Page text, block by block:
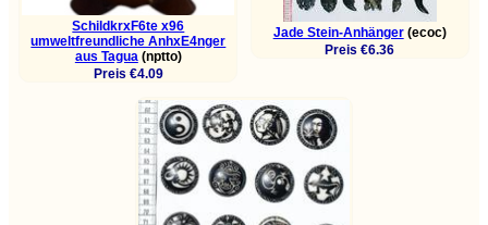
SchildkrxF6te x96
umweltfreundliche AnhxE4nger
aus Tagua(nptto)
Preis €4.09
Jade Stein-Anhänger(ecoc)
Preis €6.36